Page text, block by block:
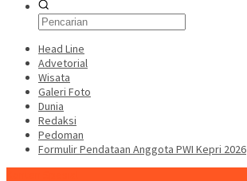
Head Line
Advetorial
Wisata
Galeri Foto
Dunia
Redaksi
Pedoman
Formulir Pendataan Anggota PWI Kepri 2026